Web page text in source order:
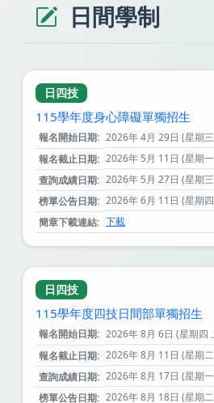
日間學制
日四技
115學年度身心障礙單獨招生
報名開始日期: 2026年 4月 29日 (星期
報名截止日期: 2026年 5月 11日 (星期
查詢成績日期: 2026年 5月 27日 (星期
榜單公告日期: 2026年 6月 11日 (星期
簡章下載連結: 下載
日四技
115學年度四技日間部單獨招生
報名開始日期: 2026年 8月 6日 (星期四
報名截止日期: 2026年 8月 11日 (星期
查詢成績日期: 2026年 8月 17日 (星期
榜單公告日期: 2026年 8月 18日 (星期